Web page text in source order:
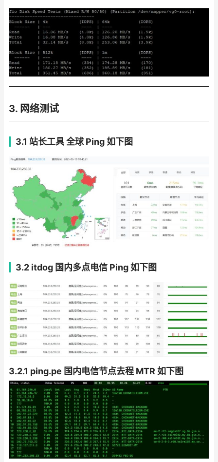
3. 网络测试
3.1 站长工具 全球 Ping如下图
3.2 itdog 国内多点电信 Ping如下图
3.2.1 ping.pe 国内电信节点去程 MTR 如下图